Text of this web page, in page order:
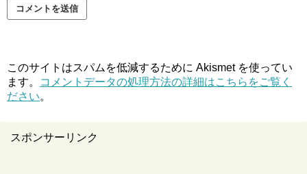
このサイトはスパムを低減するために Akismet を使ってい
ます。
コメントデータの処理方法の詳細はこちらをご覧く
ださい。
スポンサーリンク